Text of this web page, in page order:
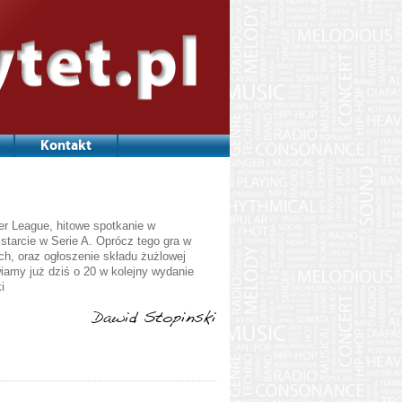
Kontakt
League, hitowe spotkanie w
w Serie A. Oprócz tego gra w
oraz ogłoszenie składu żużlowej
już dziś o 20 w kolejny wydanie
Dawid Stopinski